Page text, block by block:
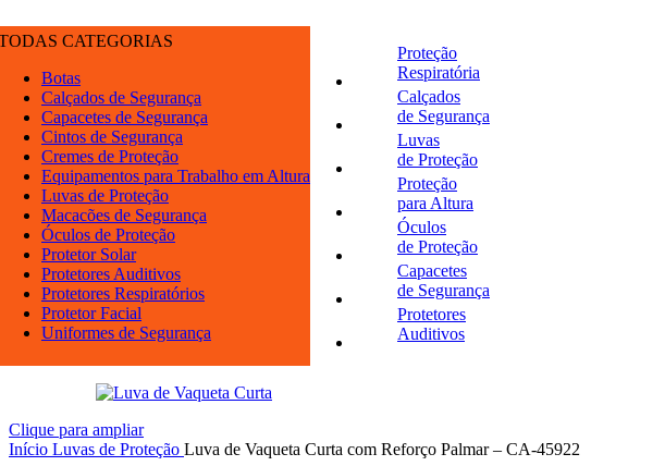
CATEGORIAS
Botas
Calçados de Segurança
Capacetes de Segurança
Cintos de Segurança
Cremes de Proteção
Equipamentos para Trabalho em Altura
Luvas de Proteção
Macacões de Segurança
Óculos de Proteção
Protetor Solar
Protetores Auditivos
Protetores Respiratórios
Protetor Facial
Uniformes de Segurança
Proteção
Respiratória
Calçados
de Segurança
Luvas
de Proteção
Proteção
para Altura
Óculos
de Proteção
Capacetes
de Segurança
Protetores
Auditivos
Clique para ampliar
Início Luvas de Proteção Luva de Vaqueta Curta com Reforço Palmar – CA-45922